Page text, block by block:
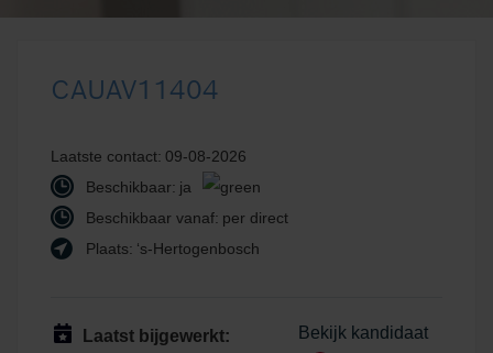
CAUAV11404
Laatste contact: 09-08-2026
Beschikbaar: ja
Beschikbaar vanaf: per direct
Plaats: ‘s-Hertogenbosch
Laatst bijgewerkt: Bekijk kandidaat